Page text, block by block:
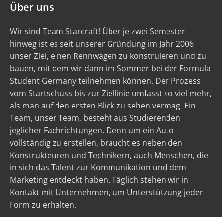
Über uns
Wir sind Team Starcraft! Über je zwei Semester
hinweg ist es seit unserer Gründung im Jahr 2006
unser Ziel, einen Rennwagen zu konstruieren und zu
bauen, mit dem wir dann im Sommer bei der Formula
Student Germany teilnehmen können. Der Prozess
vom Startschuss bis zur Ziellinie umfasst so viel mehr,
als man auf den ersten Blick zu sehen vermag. Ein
Team, unser Team, besteht aus Studierenden
jeglicher Fachrichtungen. Denn um ein Auto
vollständig zu erstellen, braucht es neben den
Konstrukteuren und Technikern, auch Menschen, die
in sich das Talent zur Kommunikation und dem
Marketing entdeckt haben. Täglich stehen wir in
Kontakt mit Unternehmen, um Unterstützung jeder
Form zu erhalten.